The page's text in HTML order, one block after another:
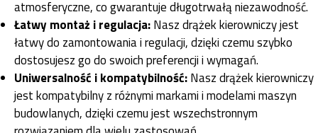
atmosferyczne, co gwarantuje długotrwałą niezawodność.
Łatwy montaż i regulacja:Nasz drążek kierowniczy jest
łatwy do zamontowania i regulacji, dzięki czemu szybko
dostosujesz go do swoich preferencji i wymagań.
Uniwersalność i kompatybilność:Nasz drążek kierowniczy
jest kompatybilny z różnymi markami i modelami maszyn
budowlanych, dzięki czemu jest wszechstronnym